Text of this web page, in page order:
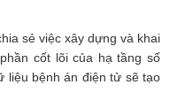
sẻ việc xây dựng và khai
cốt lõi của hạ tầng số
liệu bệnh án điện tử sẽ tạo